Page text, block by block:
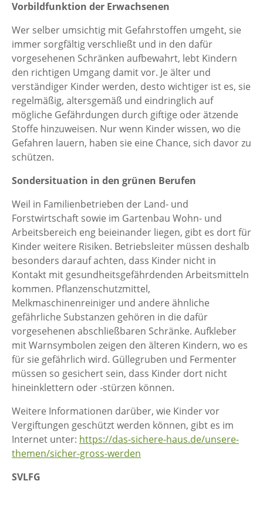
Vorbildfunktion der Erwachsenen
Wer selber umsichtig mit Gefahrstoffen umgeht, sie
immer sorgfältig verschließt und in den dafür
vorgesehenen Schränken aufbewahrt, lebt Kindern
den richtigen Umgang damit vor. Je älter und
verständiger Kinder werden, desto wichtiger ist es, sie
regelmäßig, altersgemäß und eindringlich auf
mögliche Gefährdungen durch giftige oder ätzende
Stoffe hinzuweisen. Nur wenn Kinder wissen, wo die
Gefahren lauern, haben sie eine Chance, sich davor zu
schützen.
Sondersituation in den grünen Berufen
Weil in Familienbetrieben der Land- und
Forstwirtschaft sowie im Gartenbau Wohn- und
Arbeitsbereich eng beieinander liegen, gibt es dort für
Kinder weitere Risiken. Betriebsleiter müssen deshalb
besonders darauf achten, dass Kinder nicht in
Kontakt mit gesundheitsgefährdenden Arbeitsmitteln
kommen. Pflanzenschutzmittel,
Melkmaschinenreiniger und andere ähnliche
gefährliche Substanzen gehören in die dafür
vorgesehenen abschließbaren Schränke. Aufkleber
mit Warnsymbolen zeigen den älteren Kindern, wo es
für sie gefährlich wird. Güllegruben und Fermenter
müssen so gesichert sein, dass Kinder dort nicht
hineinklettern oder -stürzen können.
Weitere Informationen darüber, wie Kinder vor
Vergiftungen geschützt werden können, gibt es im
Internet unter: https://das-sichere-haus.de/unsere-
themen/sicher-gross-werden
SVLFG